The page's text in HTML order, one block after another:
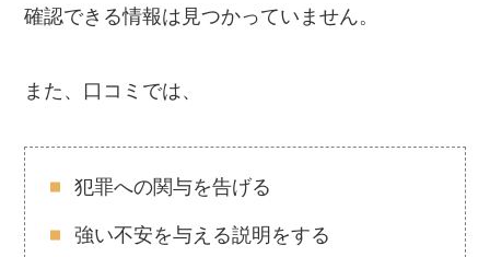
確認できる情報は見つかっていません。
また、口コミでは、
犯罪への関与を告げる
強い不安を与える説明をする